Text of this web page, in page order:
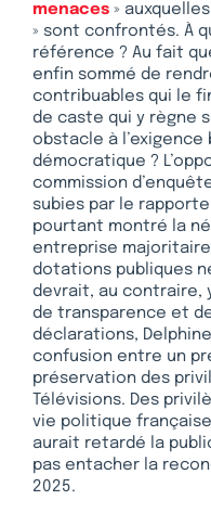
menaces »
» sont confrontés. À
référence ? Au fait
enfin sommé de
contribuables qui le
de caste qui y règne
obstacle à
démocratique ?
commission
subies par le
pourtant montré la
entreprise
dotations publiques
devrait, au contraire,
de transparence et
déclarations,
confusion entre un
préservation des
Télévisions. Des
vie politique
aurait retardé la
pas entacher la
2025.